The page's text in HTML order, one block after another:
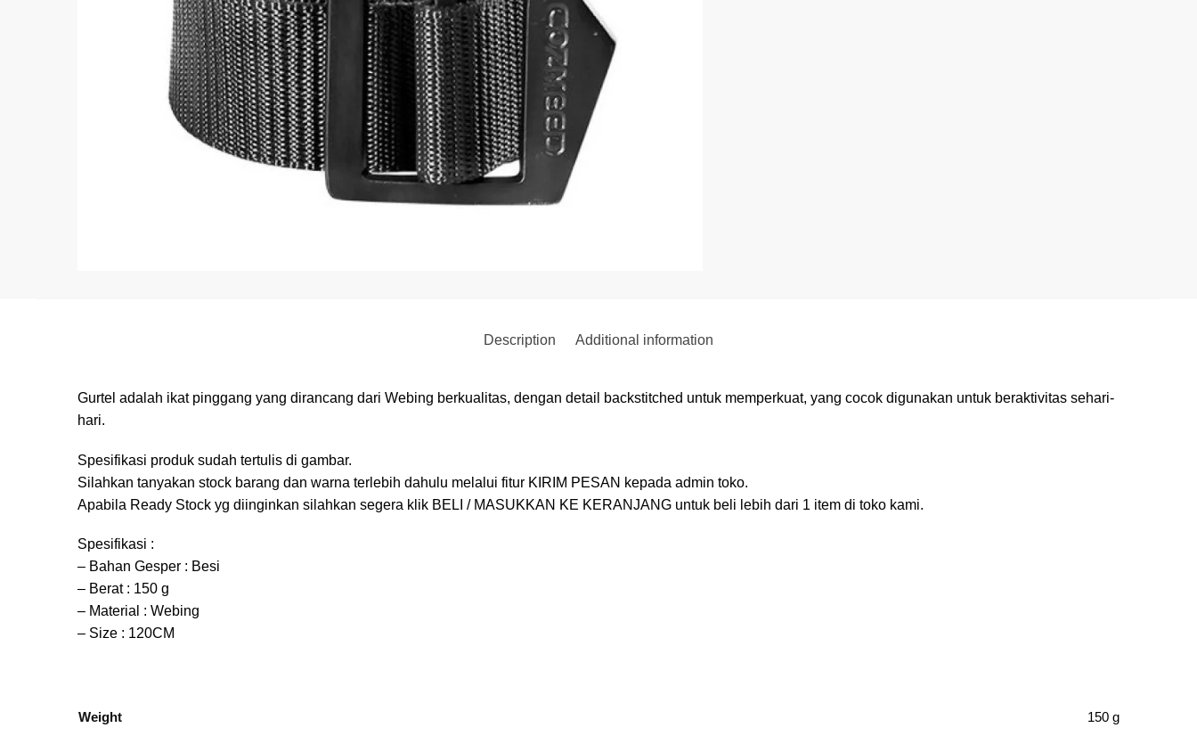
Description Additional information
Gurtel adalah ikat pinggang yang dirancang dari Webing berkualitas, dengan detail backstitched untuk memperkuat, yang cocok digunakan untuk beraktivitas sehari-
hari.
Spesifikasi produk sudah tertulis di gambar.
Silahkan tanyakan stock barang dan warna terlebih dahulu melalui fitur KIRIM PESAN kepada admin toko.
Apabila Ready Stock yg diinginkan silahkan segera klik BELI / MASUKKAN KE KERANJANG untuk beli lebih dari 1 item di toko kami.
Spesifikasi :
– Bahan Gesper : Besi
– Berat : 150 g
– Material : Webing
– Size : 120CM
Weight 150 g